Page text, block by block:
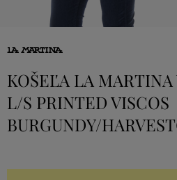
KOŠEĽA LA
L/S PRINTED VISCOS
BURGUNDY/